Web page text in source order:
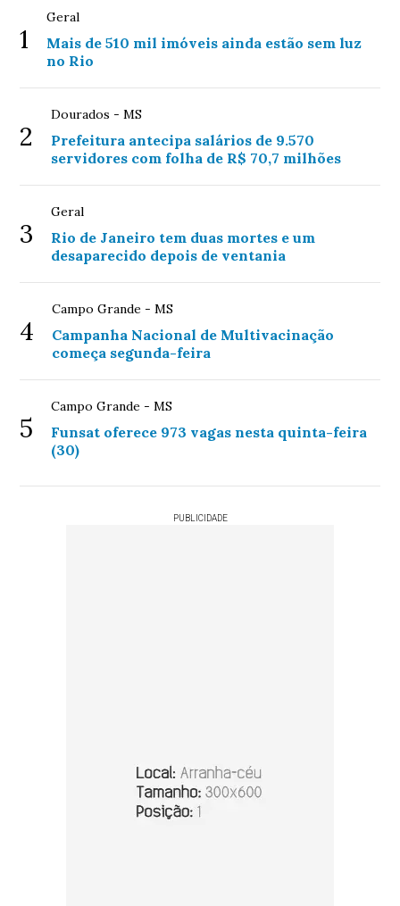
1
Geral
Mais de 510 mil imóveis ainda estão sem luz
no Rio
2
Dourados - MS
Prefeitura antecipa salários de 9.570
servidores com folha de R$ 70,7 milhões
3
Geral
Rio de Janeiro tem duas mortes e um
desaparecido depois de ventania
4
Campo Grande - MS
Campanha Nacional de Multivacinação
começa segunda-feira
5
Campo Grande - MS
Funsat oferece 973 vagas nesta quinta-feira
(30)
PUBLICIDADE